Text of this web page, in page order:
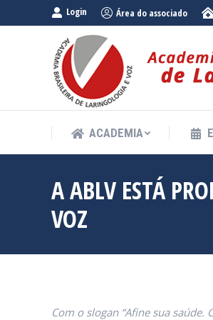
Login Área do associado
ACADEMIA
A ABLV ESTÁ
VOZ
Com o slogan “Afine sua
ACADEMIA